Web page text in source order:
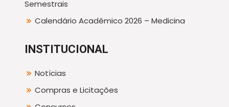
Semestrais
Calendário Acadêmico 2026 – Medicina
INSTITUCIONAL
Notícias
Compras e Licitações